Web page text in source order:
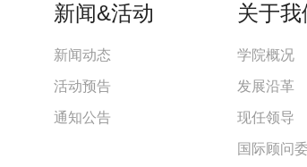
新闻&活动
新闻动态
活动预告
通知公告
关于我
学院概况
发展沿革
现任领导
国际顾问